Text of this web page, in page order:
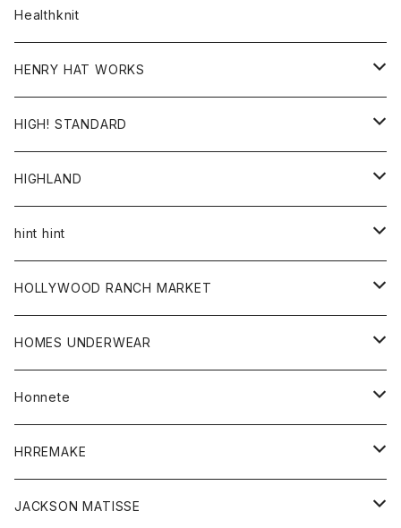
コート
パンツ
Healthknit
HENRY HAT WORKS
帽子
HIGH! STANDARD
アウター
ジャケット
トップス
シャツ
カーディガン
ボトム
グッズ
帽子
HIGHLAND
帽子
hint hint
ストール
HOLLYWOOD RANCH MARKET
アウター
カーディガン
コート
アクセサリー
ウォレット
ストール
キッズ
Tシャツ
グッズ
HOMES UNDERWEAR
アウター
カーディガン
コート
キッズ
Tシャツ
グッズ
Honnete
ブラウス
ワンピース
HRREMAKE
バック
JACKSON MATISSE